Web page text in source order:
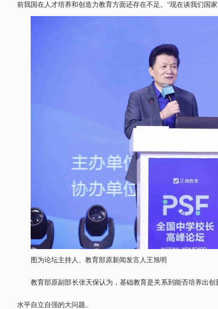
前我国在人才培养和创造力教育方面还存在不足。“现在谈我们国
图为论坛主持人、教育部原新闻发言人王旭明
教育部原副部长张天保认为，基础教育是关系到能否培养出
水平自立自强的大问题。